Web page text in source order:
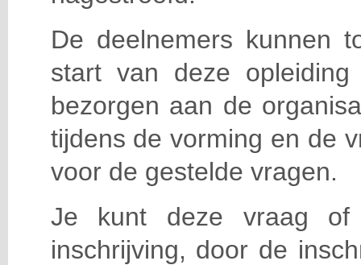
De deelnemers kunnen
start van deze
bezorgen aan de
tijdens de vorming en de
voor de gestelde vragen.
Je kunt deze vraag of
inschrijving, door de